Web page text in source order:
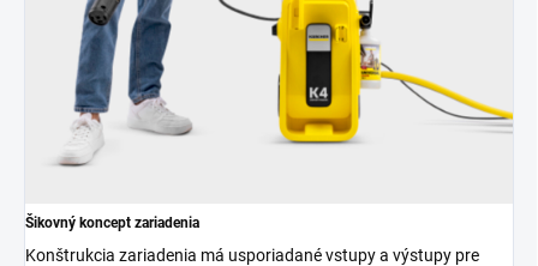
Šikovný koncept zariadenia
Konštrukcia zariadenia má usporiadané vstupy a výstupy pre